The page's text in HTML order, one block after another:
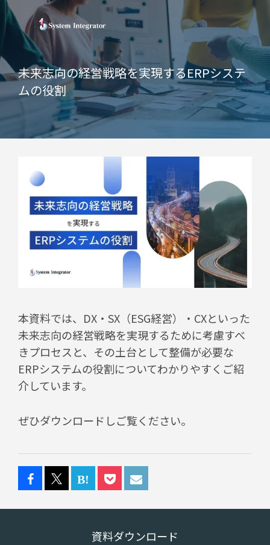
未来志向の経営戦略を実現するERPシステ
ムの役割
本資料では、DX・SX（ESG経営）・CXといった
未来志向の経営戦略を実現するために考慮すべ
きプロセスと、その土台として整備が必要な
ERPシステムの役割についてわかりやすくご紹
介しています。
ぜひダウンロードしご覧ください。
資料ダウンロード